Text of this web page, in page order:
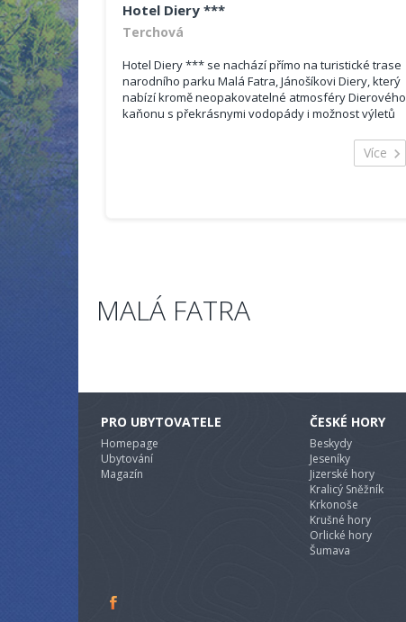
Hotel Diery ***
Terchová
Hotel Diery *** se nachází přímo na turistické trase
narodního parku Malá Fatra, Jánošíkovi Diery, který
nabízí kromě neopakovatelné atmosféry Dierového
kaňonu s překrásnymi vodopády i možnost výletů
Více
MALÁ FATRA
PRO UBYTOVATELE
Homepage
Ubytování
Magazín
ČESKÉ HORY
Beskydy
Jeseníky
Jizerské hory
Kralicý Sněžník
Krkonoše
Krušné hory
Orlické hory
Šumava